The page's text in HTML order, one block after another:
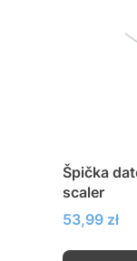
Špička
scaler
Cena
53,99 zł